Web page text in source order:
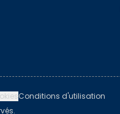
Conditions d'utilisation